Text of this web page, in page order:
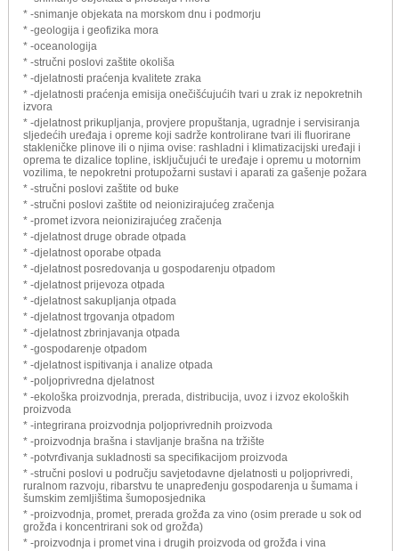
* -snimanje objekata na morskom dnu i podmorju
* -geologija i geofizika mora
* -oceanologija
* -stručni poslovi zaštite okoliša
* -djelatnosti praćenja kvalitete zraka
* -djelatnosti praćenja emisija onečišćujućih tvari u zrak iz nepokretnih
izvora
* -djelatnost prikupljanja, provjere propuštanja, ugradnje i servisiranja
sljedećih uređaja i opreme koji sadrže kontrolirane tvari ili fluorirane
stakleničke plinove ili o njima ovise: rashladni i klimatizacijski uređaji i
oprema te dizalice topline, isključujući te uređaje i opremu u motornim
vozilima, te nepokretni protupožarni sustavi i aparati za gašenje požara
* -stručni poslovi zaštite od buke
* -stručni poslovi zaštite od neionizirajućeg zračenja
* -promet izvora neionizirajućeg zračenja
* -djelatnost druge obrade otpada
* -djelatnost oporabe otpada
* -djelatnost posredovanja u gospodarenju otpadom
* -djelatnost prijevoza otpada
* -djelatnost sakupljanja otpada
* -djelatnost trgovanja otpadom
* -djelatnost zbrinjavanja otpada
* -gospodarenje otpadom
* -djelatnost ispitivanja i analize otpada
* -poljoprivredna djelatnost
* -ekološka proizvodnja, prerada, distribucija, uvoz i izvoz ekoloških
proizvoda
* -integrirana proizvodnja poljoprivrednih proizvoda
* -proizvodnja brašna i stavljanje brašna na tržište
* -potvrđivanja sukladnosti sa specifikacijom proizvoda
* -stručni poslovi u području savjetodavne djelatnosti u poljoprivredi,
ruralnom razvoju, ribarstvu te unapređenju gospodarenja u šumama i
šumskim zemljištima šumoposjednika
* -proizvodnja, promet, prerada grožđa za vino (osim prerade u sok od
grožđa i koncentrirani sok od grožđa)
* -proizvodnja i promet vina i drugih proizvoda od grožđa i vina